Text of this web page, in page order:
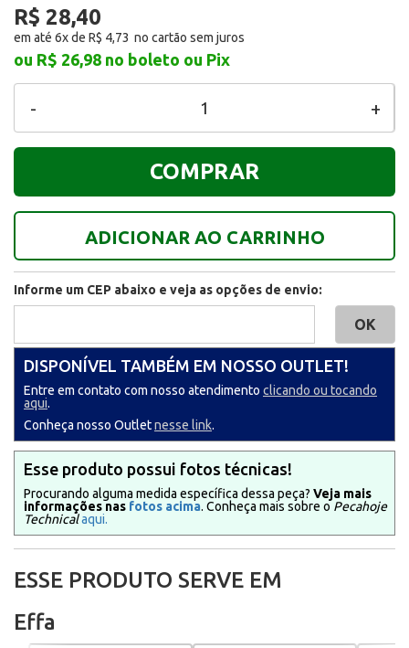
R$ 28,40
em até 6x de R$ 4,73
ou R$ 26,98 no boleto ou Pix
+
-
ADICIONAR AO CARRINHO
COMPRAR
Informe um CEP abaixo e veja as opções de envio:
DISPONÍVEL TAMBÉM EM NOSSO OUTLET!
Entre em contato com nosso atendimento clicando ou tocando
aqui.
Conheça nosso Outletnesse link.
Esse produto possui fotos técnicas!
Procurando alguma medida específica dessa peça? Veja mais
informações nas fotos acima. Conheça mais sobre o Pecahoje
Technicalaqui.
ESSE PRODUTO SERVE EM
Effa